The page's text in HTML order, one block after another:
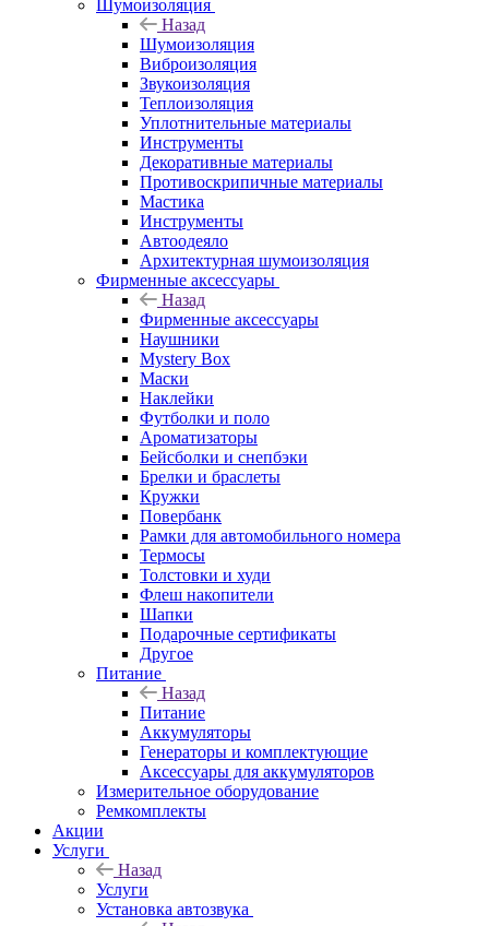
Шумоизоляция
Назад
Шумоизоляция
Виброизоляция
Звукоизоляция
Теплоизоляция
Уплотнительные материалы
Инструменты
Декоративные материалы
Противоскрипичные материалы
Мастика
Инструменты
Автоодеяло
Архитектурная шумоизоляция
Фирменные аксессуары
Назад
Фирменные аксессуары
Наушники
Mystery Box
Маски
Наклейки
Футболки и поло
Ароматизаторы
Бейсболки и снепбэки
Брелки и браслеты
Кружки
Повербанк
Рамки для автомобильного номера
Термосы
Толстовки и худи
Флеш накопители
Шапки
Подарочные сертификаты
Другое
Питание
Назад
Питание
Аккумуляторы
Генераторы и комплектующие
Аксессуары для аккумуляторов
Измерительное оборудование
Ремкомплекты
Акции
Услуги
Назад
Услуги
Установка автозвука